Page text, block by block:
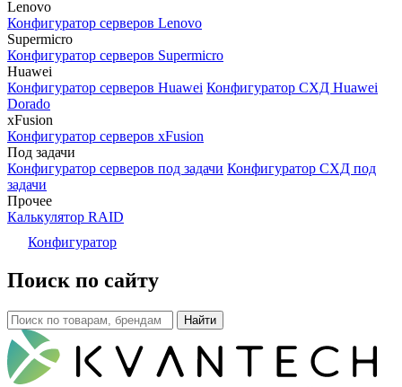
Lenovo
Конфигуратор серверов Lenovo
Supermicro
Конфигуратор серверов Supermicro
Huawei
Конфигуратор серверов Huawei Конфигуратор СХД Huawei
Dorado
xFusion
Конфигуратор серверов xFusion
Под задачи
Конфигуратор серверов под задачи Конфигуратор СХД под
задачи
Прочее
Калькулятор RAID
Конфигуратор
Поиск по сайту